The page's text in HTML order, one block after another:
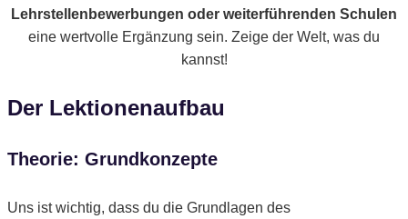
Lehrstellenbewerbungen oder weiterführenden Schulen
eine wertvolle Ergänzung sein. Zeige der Welt, was du
kannst!
Der Lektionenaufbau
Theorie: Grundkonzepte
Uns ist wichtig, dass du die Grundlagen des